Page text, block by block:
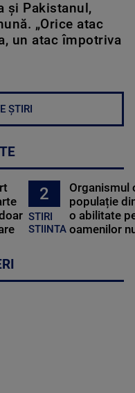
și Pakistanul,
„Orice atac
un atac împotriva
ȘTIRI
2
STIRI
STIINTA
Organismul
populație
o abilitate
oamenilor